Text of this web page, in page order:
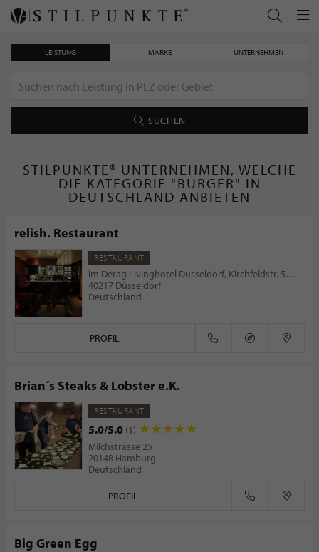
LEISTUNG MARKE UNTERNEHMEN
SUCHEN
STILPUNKTE® UNTERNEHMEN, WELCHE
DIE KATEGORIE "BURGER" IN
DEUTSCHLAND ANBIETEN
relish. Restaurant
RESTAURANT
im Derag Livinghotel Düsseldorf, Kirchfeldstr. 59-61
40217 Düsseldorf
Deutschland
PROFIL
Brian´s Steaks & Lobster e.K.
RESTAURANT
5.0/5.0 (1)
Milchstrasse 25
20148 Hamburg
Deutschland
PROFIL
Big Green Egg